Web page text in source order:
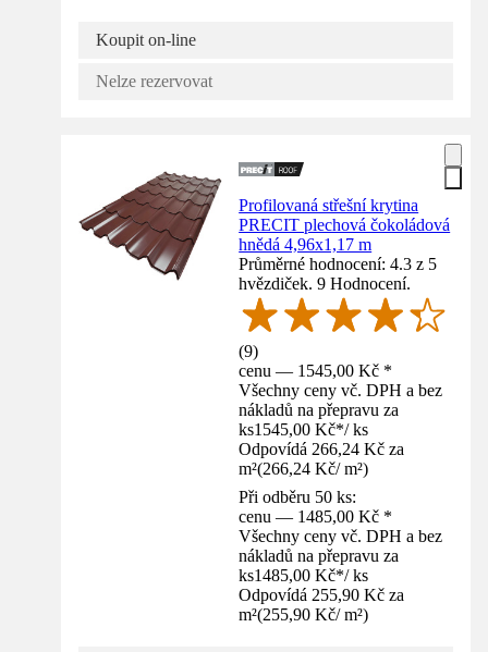
Koupit on-line
Nelze rezervovat
Profilovaná střešní krytina
PRECIT plechová čokoládová
hnědá 4,96x1,17 m
Průměrné hodnocení: 4.3 z 5
hvězdiček. 9 Hodnocení.
(9)
cenu — 1545,00 Kč *
Všechny ceny vč. DPH a bez
nákladů na přepravu za
ks1545,00 Kč*/ ks
Odpovídá 266,24 Kč za
m²(266,24 Kč/ m²)
Při odběru 50 ks:
cenu — 1485,00 Kč *
Všechny ceny vč. DPH a bez
nákladů na přepravu za
ks1485,00 Kč*/ ks
Odpovídá 255,90 Kč za
m²(255,90 Kč/ m²)